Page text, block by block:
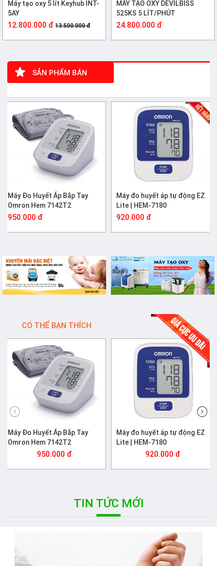
Máy tạo oxy 5 lít Keyhub INT-
5AY
12.800.000 đ 13.500.000 đ
MÁY TẠO OXY DEVILBISS
525KS 5 LÍT/PHÚT
24.800.000 đ
SẢN PHẨM BÁN
Máy Đo Huyết Áp Bắp Tay
Omron Hem 7142T2
950.000 đ
Máy đo huyết áp tự động EZ
Lite | HEM-7180
920.000 đ
CÓ THỂ BẠN THÍCH
Máy Đo Huyết Áp Bắp Tay
Omron Hem 7142T2
950.000 đ
Máy đo huyết áp tự động EZ
Lite | HEM-7180
920.000 đ
TIN TỨC MỚI